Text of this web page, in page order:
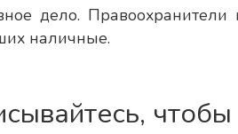
дело.
наличные.
чтобы